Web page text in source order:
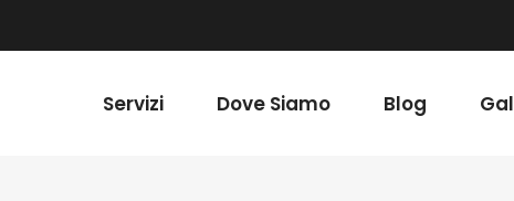
Servizi Dove Siamo Blog